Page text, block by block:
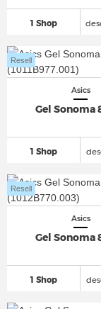
1 Shop
Asics
Gel Sonoma
1 Shop
Resell
Asics
Gel Sonoma
1 Shop
Resell